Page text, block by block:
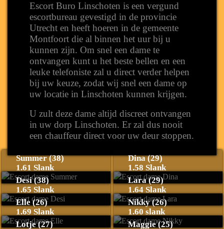
Escort Buro Linschoten is een vergund
escortbureau gevestigd in de provincie
Utrecht en heeft hoeren in de gemeente
Montfoort die al binnen het uur bij u
kunnen zijn. Om snel een dame te
ontvangen kunt u het beste bellen en een
leuke telefoniste zal u direct verder helpen
bij uw keuze, zodat wij snel een dame op
uw locatie in Linschoten kunnen krijgen.
U zult deze dame altijd discreet ontvangen
in uw dorp Linschoten. Er zal dus nooit
een chauffeur direct voor uw deur stoppen.
Summer (38)
1.61 Slank
Dina (29)
1.58 Slank
Desi (38)
1.65 Slank
Lara (29)
1.64 Slank
Elle (26)
1.69 Slank
Nikky (26)
1.60 slank
Lotje (27)
Maggie (25)